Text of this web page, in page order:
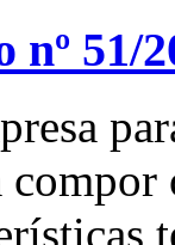
nº 51/